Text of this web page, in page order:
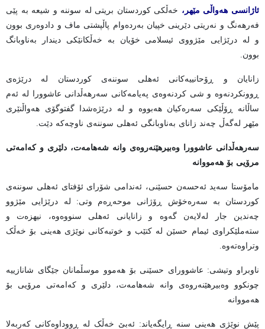
ئاژانسی هەواڵی مێهر، خەڵکی کوردستان بریتی لە سوننە و شیعە بە پێی
فەرهەنگ و نەریتی دێرینی خپیان بەردەوام پاڵپشتی ماف و دادوەری بوون
و لە درێژایی مێژووی ئیسلامی خۆیان بە خەڵکانێکی دیندار بەناوبانگ
بوون.
زانایان و ڕۆحانییەکانی ئەهلی سوننەی کوردستان لە درێژەی
ڕوونکردنەوە و شی کردنەوەی پەیامەکانی سەرهەڵدانی عاشوورا لە ئەم
ساڵانە ڕۆڵێکی سەرەکیان هەبووە و لە درێژەشدا گفتوگۆی هەواڵنێری
مێهر لەگەڵ چەند زانای بەناوبانگی ئەهلی سوننەی ناوچەکە دێت.
سەرهەڵدانی عاشوورا وەبیرهێنەروەی وانە شەهامەت، دلێری و کەامەتی
مرۆیی بۆ هەمووانە
مامۆستا سەید ئەحسەن حسێنی، ئەندامی شۆرای ئۆفتای ئەهلی سوننەی
کوردستان بە سەرەخۆش ڕۆژانی موحەڕەم وتی: لە درێژایی مێژوو
چەندین جار لەلایەن گەوە و زانایانی ئەهلی سنووەوە، نیهزەت و
ستەملێکراوی ئیمام حسێن لە کتێب و خوتبەکانی نوێژی هەینی بۆ خەڵک
وتراوەتەوە.
ناوبراو وتیشی: عاشوورای حسێنی بۆ هەموو موسڵمانان جێگای شانازییە
چونکوو وەبیرهێنەروەی وانە شەهامەت، دلێری و کەامەتی مرۆیی بۆ
هەمووانە
پێش نوێژی هەینی سنە ڕایگەیاند: ئەبێ خەڵک لە ڕووداوەکانی کەربەلا